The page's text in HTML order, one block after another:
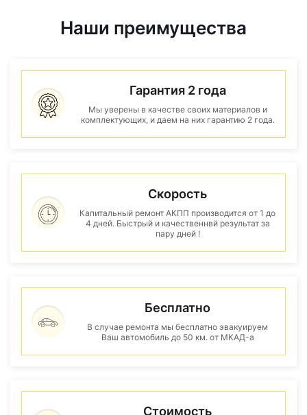
Наши преимущества
Гарантия 2 года
Мы уверены в качестве своих материалов и
комплектующих, и даем на них гарантию 2 года.
Скорость
Капитальный ремонт АКПП производится от 1 до
4 дней. Быстрый и качественнвй результат за
пару дней !
Бесплатно
В случае ремонта мы бесплатно эвакуируем
Ваш автомобиль до 50 км. от МКАД-а
Стоимость